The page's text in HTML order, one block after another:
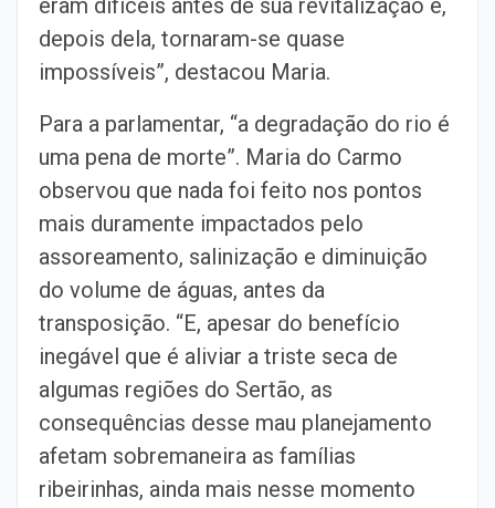
eram difíceis antes de sua revitalização e,
depois dela, tornaram-se quase
impossíveis”, destacou Maria.
Para a parlamentar, “a degradação do rio é
uma pena de morte”. Maria do Carmo
observou que nada foi feito nos pontos
mais duramente impactados pelo
assoreamento, salinização e diminuição
do volume de águas, antes da
transposição. “E, apesar do benefício
inegável que é aliviar a triste seca de
algumas regiões do Sertão, as
consequências desse mau planejamento
afetam sobremaneira as famílias
ribeirinhas, ainda mais nesse momento